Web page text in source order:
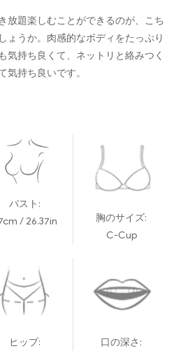
題楽しむことができるのが、こち
ょうか。肉感的なボディをたっぷり
気持ち良くて、ネットリと絡みつく
気持ち良いです。
バスト:
/ 26.37in
胸のサイズ:
C-Cup
ヒップ:
口の深さ: